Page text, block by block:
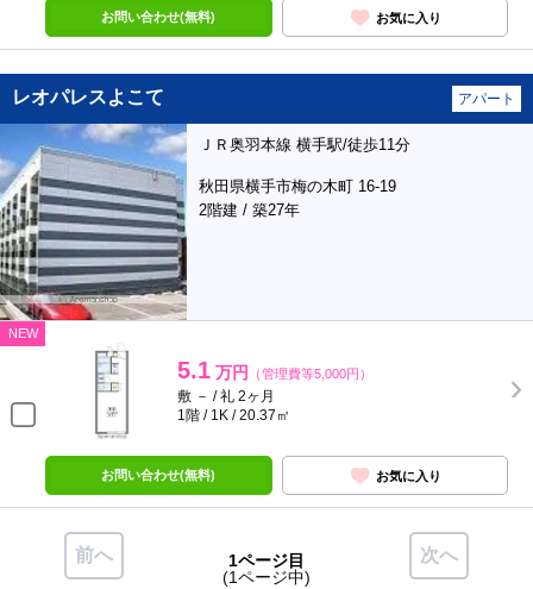
お問い合わせ(無料) お気に入り
レオパレスよこて アパート
ＪＲ奥羽本線 横手駅/徒歩11分
秋田県横手市梅の木町 16-19
2階建 / 築27年
NEW
5.1 万円 （管理費等5,000円）
敷 － / 礼 2ヶ月
1階 / 1K / 20.37㎡
お問い合わせ(無料) お気に入り
前へ 次へ
1ページ目
(1ページ中)